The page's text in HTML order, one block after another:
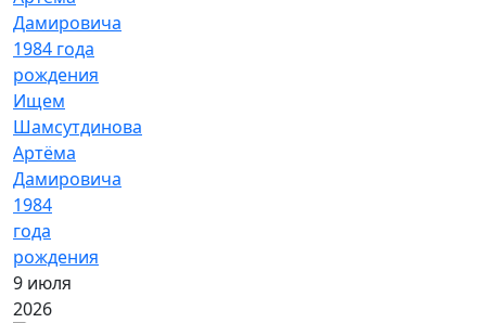
Ищем
Шамсутдинова
Артёма
Дамировича
1984
года
рождения
9 июля
2026